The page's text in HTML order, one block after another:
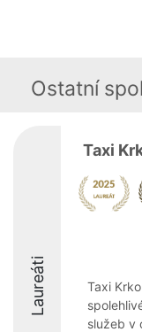
Ostatní
Laureáti
Taxi
Taxi
služeb v